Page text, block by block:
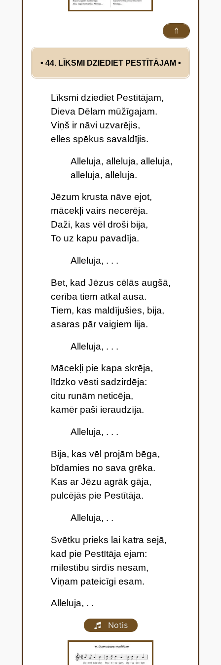
⇑
• 44. LĪKSMI DZIEDIET PESTĪTĀJAM •
Līksmi dziediet Pestītājam,
Dieva Dēlam mūžīgajam.
Viņš ir nāvi uzvarējis,
elles spēkus savaldījis.
Alleluja, alleluja, alleluja,
alleluja, alleluja.
Jēzum krusta nāve ejot,
mācekļi vairs necerēja.
Daži, kas vēl droši bija,
To uz kapu pavadīja.
Alleluja, . . .
Bet, kad Jēzus cēlās augšā,
cerība tiem atkal ausa.
Tiem, kas maldījušies, bija,
asaras pār vaigiem lija.
Alleluja, . . .
Mācekļi pie kapa skrēja,
līdzko vēsti sadzirdēja:
citu runām neticēja,
kamēr paši ieraudzīja.
Alleluja, . . .
Bija, kas vēl projām bēga,
bīdamies no sava grēka.
Kas ar Jēzu agrāk gāja,
pulcējās pie Pestītāja.
Alleluja, . .
Svētku prieks lai katra sejā,
kad pie Pestītāja ejam:
mīlestību sirdīs nesam,
Viņam pateicīgi esam.
Alleluja, . .
Notis